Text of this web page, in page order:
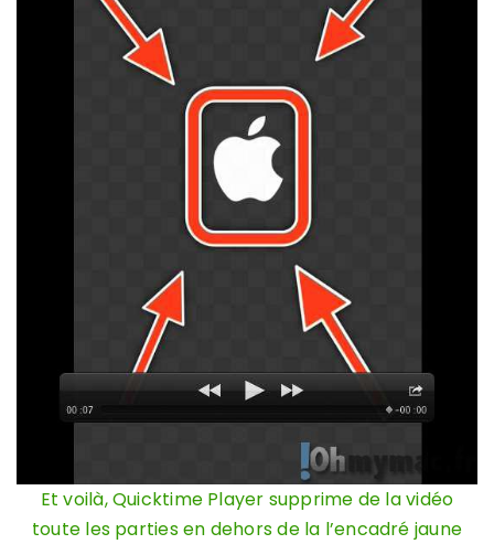
Et voilà, Quicktime Player supprime de la vidéo
toute les parties en dehors de la l’encadré jaune